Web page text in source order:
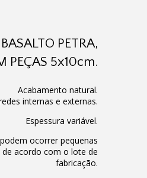
PETRA,
PEÇAS 5x10cm.
Acabamento natural.
internas e externas.
Espessura variável.
ocorrer pequenas
acordo com o lote de
fabricação.